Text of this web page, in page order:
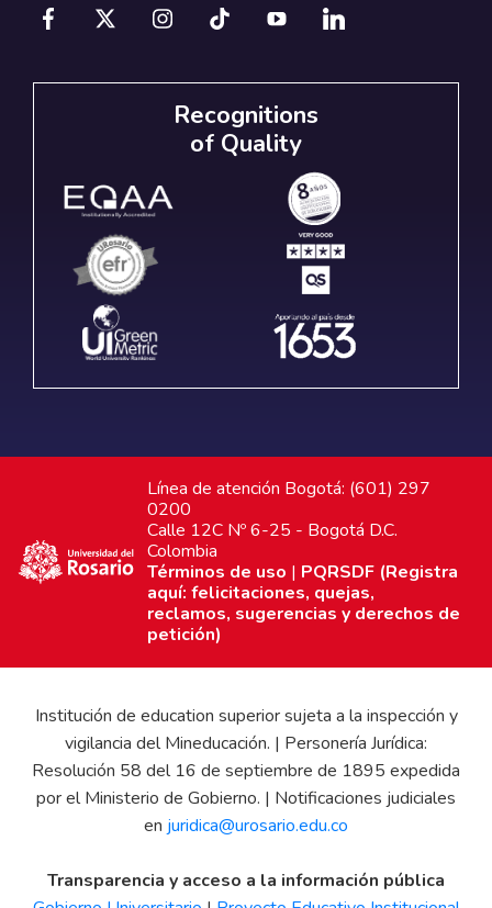
Recognitions
of Quality
Línea de atención Bogotá: (601) 297
0200
Calle 12C Nº 6-25 - Bogotá D.C.
Colombia
Términos de uso | PQRSDF (Registra
aquí: felicitaciones, quejas,
reclamos, sugerencias y derechos de
petición)
Institución de education superior sujeta a la inspección y
vigilancia del Mineducación. | Personería Jurídica:
Resolución 58 del 16 de septiembre de 1895 expedida
por el Ministerio de Gobierno. | Notificaciones judiciales
en juridica@urosario.edu.co
Transparencia y acceso a la información pública